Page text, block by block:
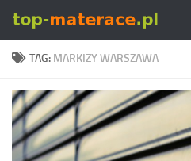
Skip to content
TAG: MARKIZY WARSZAWA